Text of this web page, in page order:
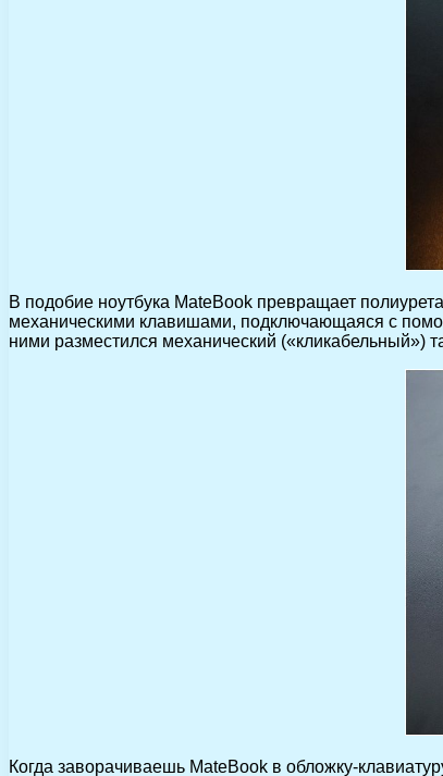
В подобие ноутбука MateBook превращает
механическими клавишами, подключающаяся с
ними разместился механический («кликабельный»)
Когда заворачиваешь MateBook в обложку-